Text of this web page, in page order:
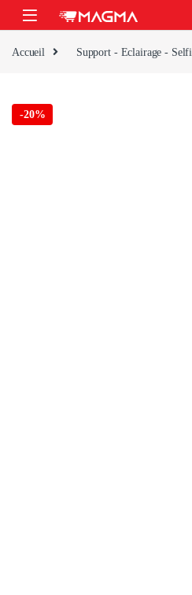
Skip to navigation
Skip to content
Open
Accueil Support - Eclairage - Selfi
-20%